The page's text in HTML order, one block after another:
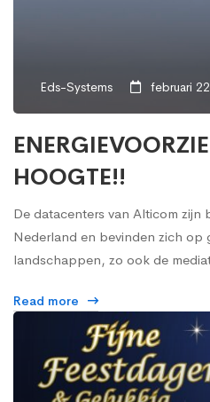
Eds-Systems februari
HOOGTE!!
De datacenters van Alticom zijn
Nederland en bevinden zich op
landschappen, zo ook de
Read more